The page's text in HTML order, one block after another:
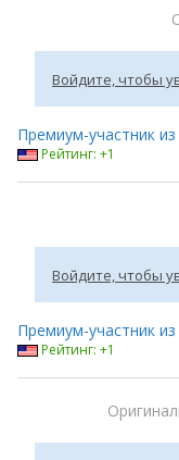
Войдите, чтобы
Премиум-участник
Рейтинг: +1
Войдите, чтобы
Премиум-участник
Рейтинг: +1